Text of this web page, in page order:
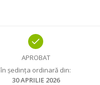
APROBAT
în ședința ordinară din:
30 APRILIE 2026